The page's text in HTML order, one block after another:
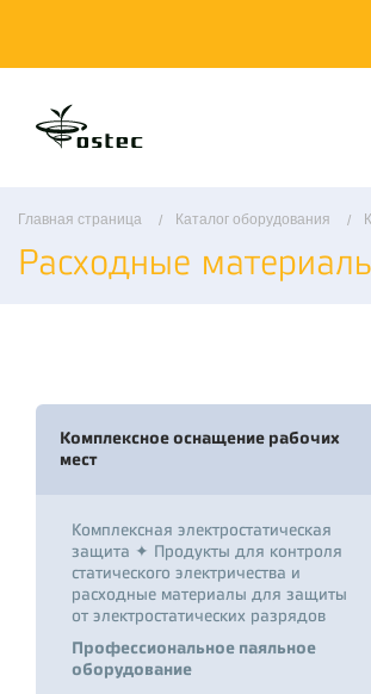
Главная страница Каталог оборудования
Расходные
Комплексное оснащение рабочих
мест
Комплексная электростатическая
защита ✦ Продукты для контроля
статического электричества и
расходные материалы для защиты
от электростатических разрядов
Профессиональное паяльное
оборудование